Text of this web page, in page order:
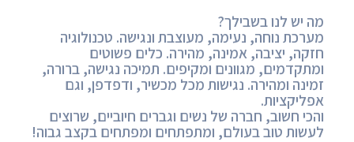
מה יש לנו בשבילך?
מערכת נוחה, נעימה, מעוצבת ונגישה. טכנולוגיה
חזקה, יציבה, אמינה, מהירה. כלים פשוטים
ומתקדמים, מגוונים ומקיפים. תמיכה נגישה, ברורה,
זמינה ומהירה. נגישות מכל מכשיר, ודפדפן, וגם
אפליקציות.
והכי חשוב, חברה של נשים וגברים חיוביים, שרוצים
לעשות טוב בעולם, ומתפתחים ומפתחים בקצב גבוה!